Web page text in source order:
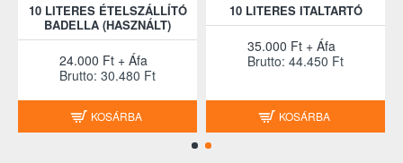
10 LITERES ÉTELSZÁLLÍTÓ
BADELLA (HASZNÁLT)
24.000 Ft + Áfa
Brutto: 30.480 Ft
KOSÁRBA
10 LITERES ITALTARTÓ
35.000 Ft + Áfa
Brutto: 44.450 Ft
KOSÁRBA